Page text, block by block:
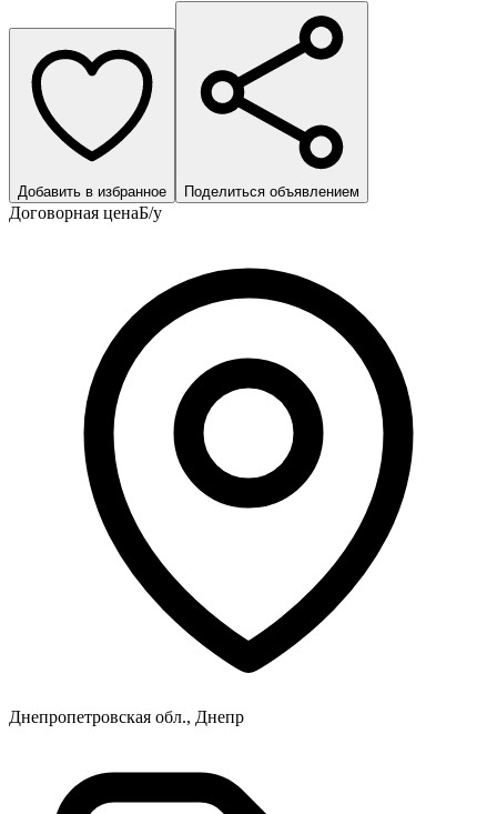
Добавить в избранное Поделиться объявлением
Договорная ценаБ/у
Днепропетровская обл., Днепр